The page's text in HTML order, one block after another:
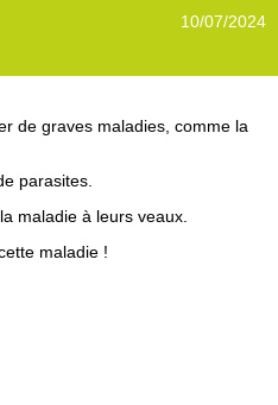
10/07/2024
de graves maladies, comme la
parasites.
maladie à leurs veaux.
maladie !